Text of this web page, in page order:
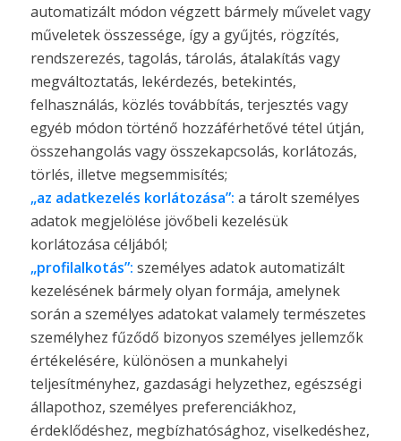
automatizált módon végzett bármely művelet vagy
műveletek összessége, így a gyűjtés, rögzítés,
rendszerezés, tagolás, tárolás, átalakítás vagy
megváltoztatás, lekérdezés, betekintés,
felhasználás, közlés továbbítás, terjesztés vagy
egyéb módon történő hozzáférhetővé tétel útján,
összehangolás vagy összekapcsolás, korlátozás,
törlés, illetve megsemmisítés;
„az adatkezelés korlátozása”: a tárolt személyes
adatok megjelölése jövőbeli kezelésük
korlátozása céljából;
„profilalkotás”: személyes adatok automatizált
kezelésének bármely olyan formája, amelynek
során a személyes adatokat valamely természetes
személyhez fűződő bizonyos személyes jellemzők
értékelésére, különösen a munkahelyi
teljesítményhez, gazdasági helyzethez, egészségi
állapothoz, személyes preferenciákhoz,
érdeklődéshez, megbízhatósághoz, viselkedéshez,